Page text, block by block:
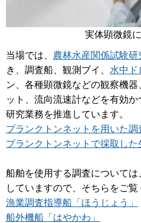
実体顕微鏡
当場では、 農林水産関係試験
き、調査船、観測ブイ、 水中ド
ン、各種顕微鏡などの観察機
ット、流向流速計などを有効か
研究業務を推進しています。
プランクトンネットを用いた調
プランクトンネットで採取した
船舶を使用する調査について
していますので、そちらをご覧
漁業調査指導船「ほうじょう」
船外機船「はやかわ」